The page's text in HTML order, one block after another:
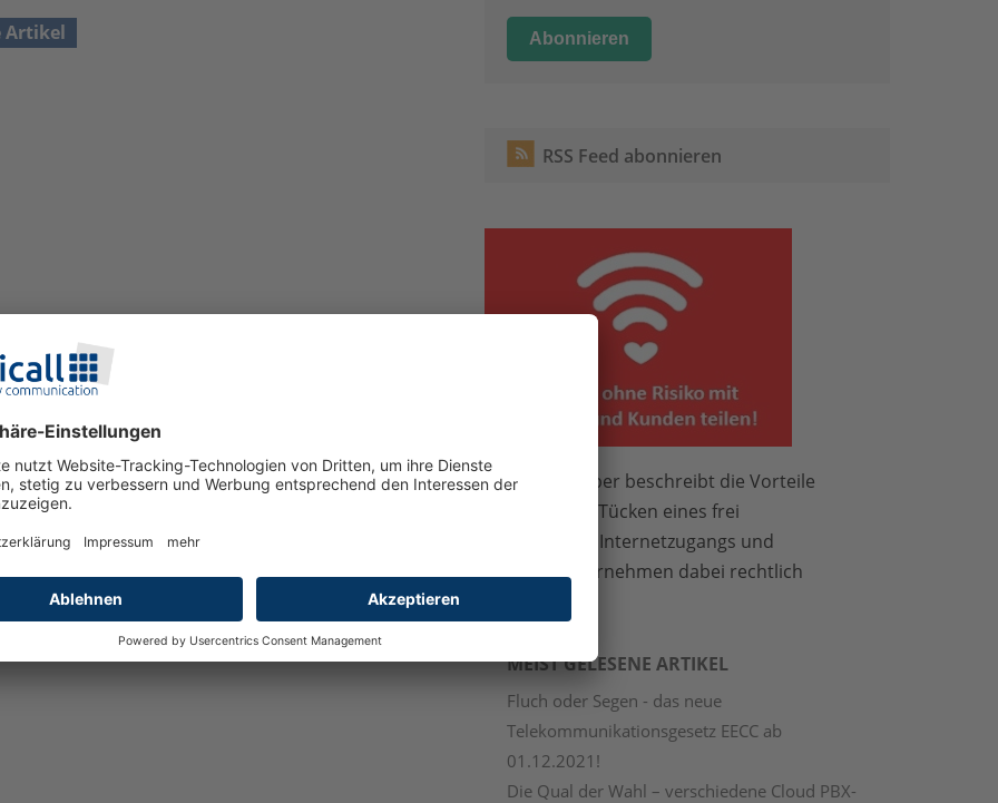
Artikel
RSS Feed abonnieren
Das Whitepaper beschreibt die Vorteile
und auch die Tücken eines frei
zugänglichen Internetzugangs und
wie sich Unternehmen dabei rechtlich
MEIST GELESENE ARTIKEL
Fluch oder Segen - das neue
Telekommunikationsgesetz EECC ab
01.12.2021!
Die Qual der Wahl – verschiedene Cloud PBX-